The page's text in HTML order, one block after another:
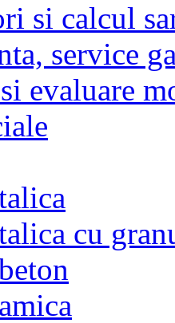
si calcul
service
evaluare
cu